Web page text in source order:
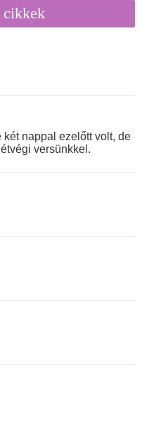
cikkek
két nappal ezelőtt volt, de
versünkkel.